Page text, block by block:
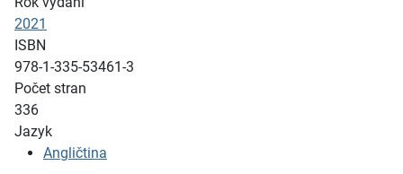
2021
ISBN
978-1-335-53461-3
Počet stran
336
Jazyk
Angličtina